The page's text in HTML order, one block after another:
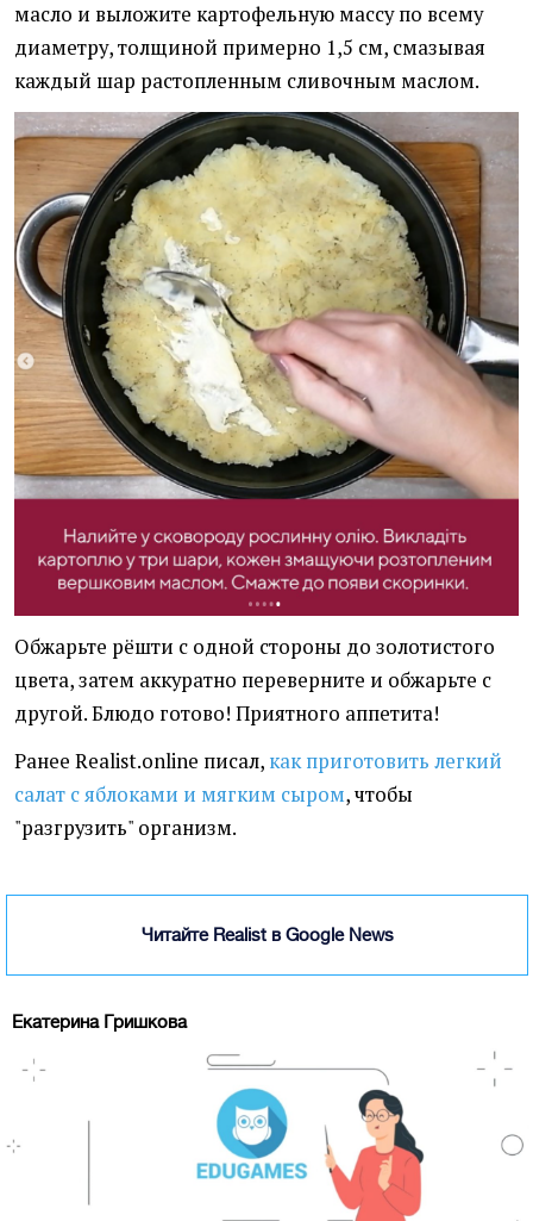
масло и выложите картофельную массу по всему
диаметру, толщиной примерно 1,5 см, смазывая
каждый шар растопленным сливочным маслом.
Обжарьте рёшти с одной стороны до золотистого
цвета, затем аккуратно переверните и обжарьте с
другой. Блюдо готово! Приятного аппетита!
Ранее Realist.online писал, как приготовить легкий
салат с яблоками и мягким сыром, чтобы
"разгрузить" организм.
Читайте Realist в Google News
Екатерина Гришкова